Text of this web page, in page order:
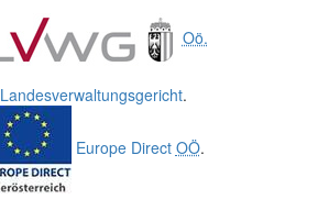
Oö.
Landesverwaltungsgericht.
Europe Direct OÖ.